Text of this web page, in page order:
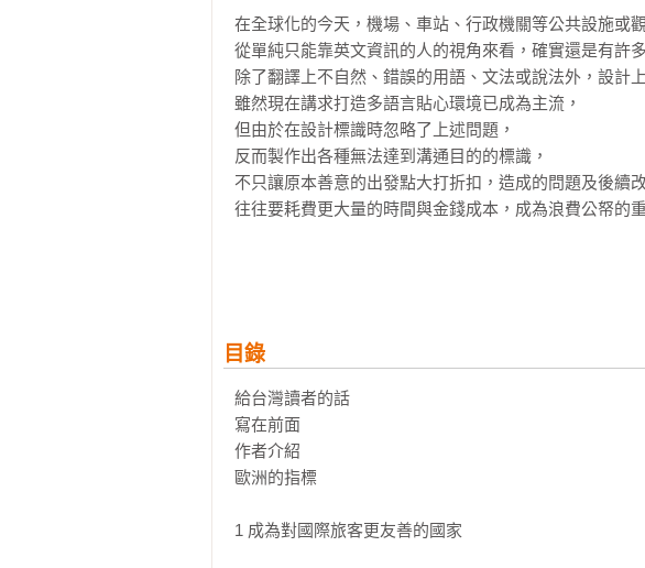
在全球化的今天，機場、車站、行政機關等公共設施或
從單純只能靠英文資訊的人的視角來看，確實還是有許
除了翻譯上不自然、錯誤的用語、文法或說法外，設計
雖然現在講求打造多語言貼心環境已成為主流，
但由於在設計標識時忽略了上述問題，
反而製作出各種無法達到溝通目的的標識，
不只讓原本善意的出發點大打折扣，造成的問題及後續改
往往要耗費更大量的時間與金錢成本，成為浪費公帑的
導致設計出大量看不懂或者難以辨識的標識。
因此本書將從「翻譯面」與「設計面」兩方面同步著手
兩個領域的專家不只分別剖析標識文字翻譯與設計的眉角
更告訴我們兩個領域該如何合作，最終才能催生出既正
⚠ 行寬、單字間距、字距……讓英文標示難讀的關鍵問
⚠ 為什麼20世紀最具代表性的字體Helvetica不適合用於
目錄
給台灣讀者的話
寫在前面
作者介紹
歐洲的指標
1 成為對國際旅客更友善的國家